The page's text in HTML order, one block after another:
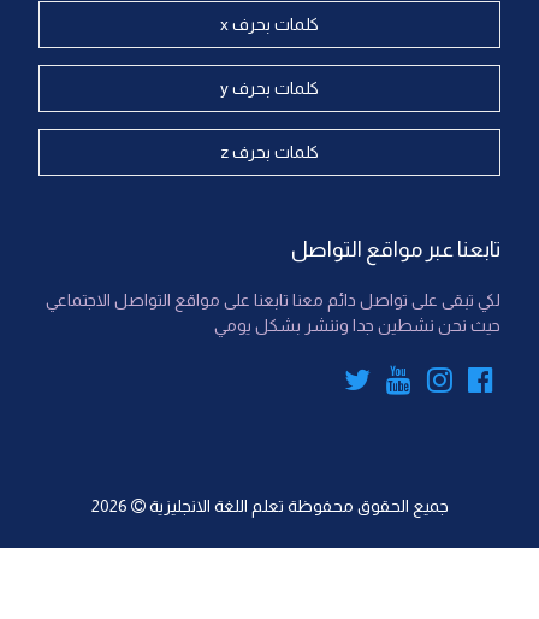
كلمات بحرف x
كلمات بحرف y
كلمات بحرف z
تابعنا عبر مواقع التواصل
لكي تبقى على تواصل دائم معنا تابعنا على مواقع التواصل الاجتماعي
حيث نحن نشطين جدا وننشر بشكل يومي
جميع الحقوق محفوظة تعلم اللغة الانجليزية